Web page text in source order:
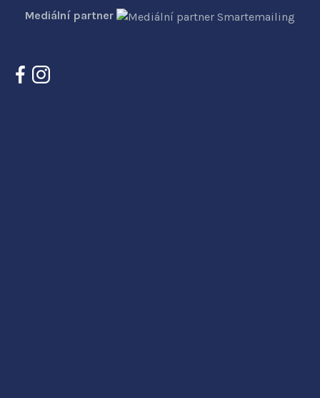
Mediální partner